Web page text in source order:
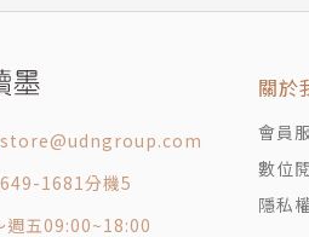
‧希特勒（1933/1/30～
‧艾德諾（1949～1963）
維格‧伊爾哈特（1963～1966
‧季辛吉（1966～1969）
布蘭德（1969～1974）
‧施密特（1974～1982）
1681分機5
週五09:00~18:00
關於
會員
數位
隱私